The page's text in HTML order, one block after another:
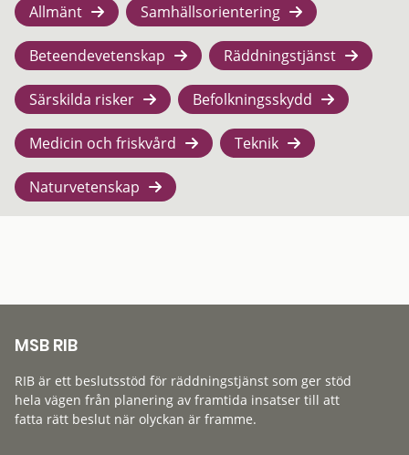
Allmänt Samhällsorientering
Beteendevetenskap Räddningstjänst
Särskilda risker Befolkningsskydd
Medicin och friskvård Teknik
Naturvetenskap
MSB RIB
RIB är ett beslutsstöd för räddningstjänst som ger stöd
hela vägen från planering av framtida insatser till att
fatta rätt beslut när olyckan är framme.